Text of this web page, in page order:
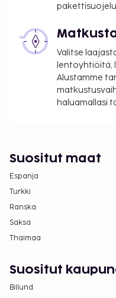
löytyy lisätietoja
osiossa).
Kontaktiton
Valitse
lentoyhtiöitä,
Alustamme
haluamallasi
Suositut maat
Espanja
Turkki
Ranska
Saksa
Thaimaa
Suositut
Billund